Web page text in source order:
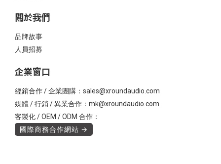
關於我們
品牌故事
人員招募
企業窗口
經銷合作 / 企業團購：sales@xroundaudio.com
媒體 / 行銷 / 異業合作：mk@xroundaudio.com
客製化 / OEM / ODM 合作：
國際商務合作網站 →